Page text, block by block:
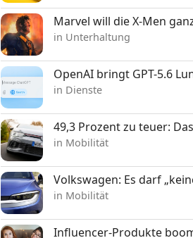
Marvel will die X-Men
in Unterhaltung
OpenAI bringt GPT-5.6
in Dienste
49,3 Prozent zu teuer:
in Mobilität
Volkswagen: Es darf
in Mobilität
Influencer-Produkte